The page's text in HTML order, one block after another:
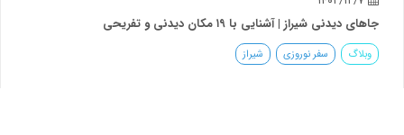
۱۹ مکان دیدنی و تفریحی
شیراز